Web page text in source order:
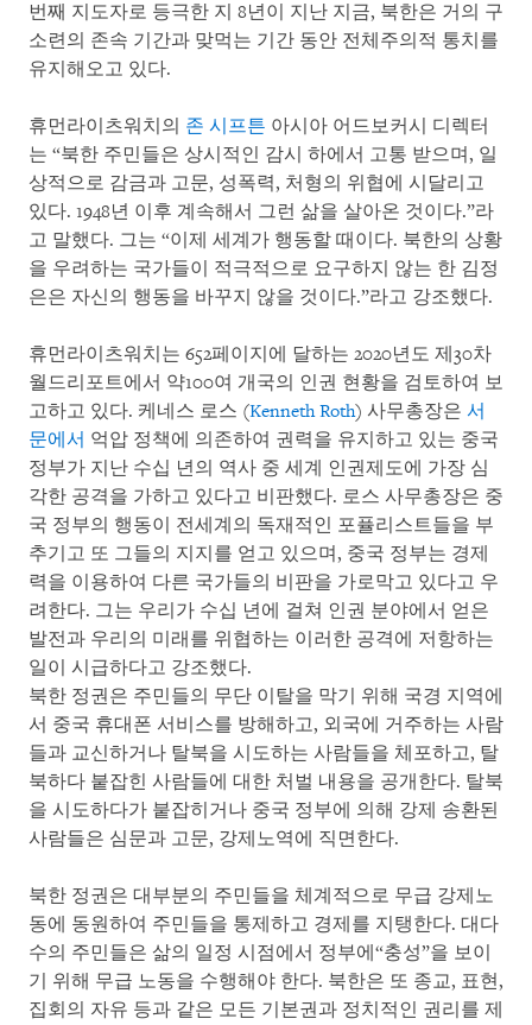
번째 지도자로 등극한 지 8년이 지난 지금, 북한은 거의 구
소련의 존속 기간과 맞먹는 기간 동안 전체주의적 통치를
유지해오고 있다.
휴먼라이츠워치의 존 시프튼 아시아 어드보커시 디렉터
는 “북한 주민들은 상시적인 감시 하에서 고통 받으며, 일
상적으로 감금과 고문, 성폭력, 처형의 위협에 시달리고
있다. 1948년 이후 계속해서 그런 삶을 살아온 것이다.”라
고 말했다. 그는 “이제 세계가 행동할 때이다. 북한의 상황
을 우려하는 국가들이 적극적으로 요구하지 않는 한 김정
은은 자신의 행동을 바꾸지 않을 것이다.”라고 강조했다.
휴먼라이츠워치는 652페이지에 달하는 2020년도 제30차
월드리포트에서 약100여 개국의 인권 현황을 검토하여 보
고하고 있다. 케네스 로스 (Kenneth Roth) 사무총장은 서
문에서 억압 정책에 의존하여 권력을 유지하고 있는 중국
정부가 지난 수십 년의 역사 중 세계 인권제도에 가장 심
각한 공격을 가하고 있다고 비판했다. 로스 사무총장은 중
국 정부의 행동이 전세계의 독재적인 포퓰리스트들을 부
추기고 또 그들의 지지를 얻고 있으며, 중국 정부는 경제
력을 이용하여 다른 국가들의 비판을 가로막고 있다고 우
려한다. 그는 우리가 수십 년에 걸쳐 인권 분야에서 얻은
발전과 우리의 미래를 위협하는 이러한 공격에 저항하는
일이 시급하다고 강조했다.
북한 정권은 주민들의 무단 이탈을 막기 위해 국경 지역에
서 중국 휴대폰 서비스를 방해하고, 외국에 거주하는 사람
들과 교신하거나 탈북을 시도하는 사람들을 체포하고, 탈
북하다 붙잡힌 사람들에 대한 처벌 내용을 공개한다. 탈북
을 시도하다가 붙잡히거나 중국 정부에 의해 강제 송환된
사람들은 심문과 고문, 강제노역에 직면한다.
북한 정권은 대부분의 주민들을 체계적으로 무급 강제노
동에 동원하여 주민들을 통제하고 경제를 지탱한다. 대다
수의 주민들은 삶의 일정 시점에서 정부에“충성”을 보이
기 위해 무급 노동을 수행해야 한다. 북한은 또 종교, 표현,
집회의 자유 등과 같은 모든 기본권과 정치적인 권리를 제